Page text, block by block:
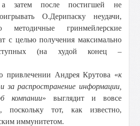
а затем после постигшей не
О.Дерипаску неудачи,
методичные гринмейлерские
с целью получения максимально
(на худой конец –
привлечении Андрея Крутова «к
за распространение информации,
компании» выглядит и вовсе
поскольку тот, как известно,
иммунитетом.